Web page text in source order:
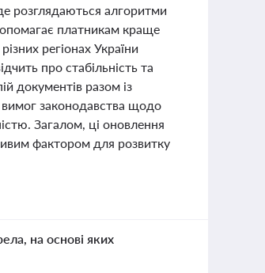
розглядаються алгоритми
платникам краще
регіонах України
про стабільність та
документів разом із
вимог законодавства щодо
Загалом, ці оновлення
фактором для розвитку
на основі яких